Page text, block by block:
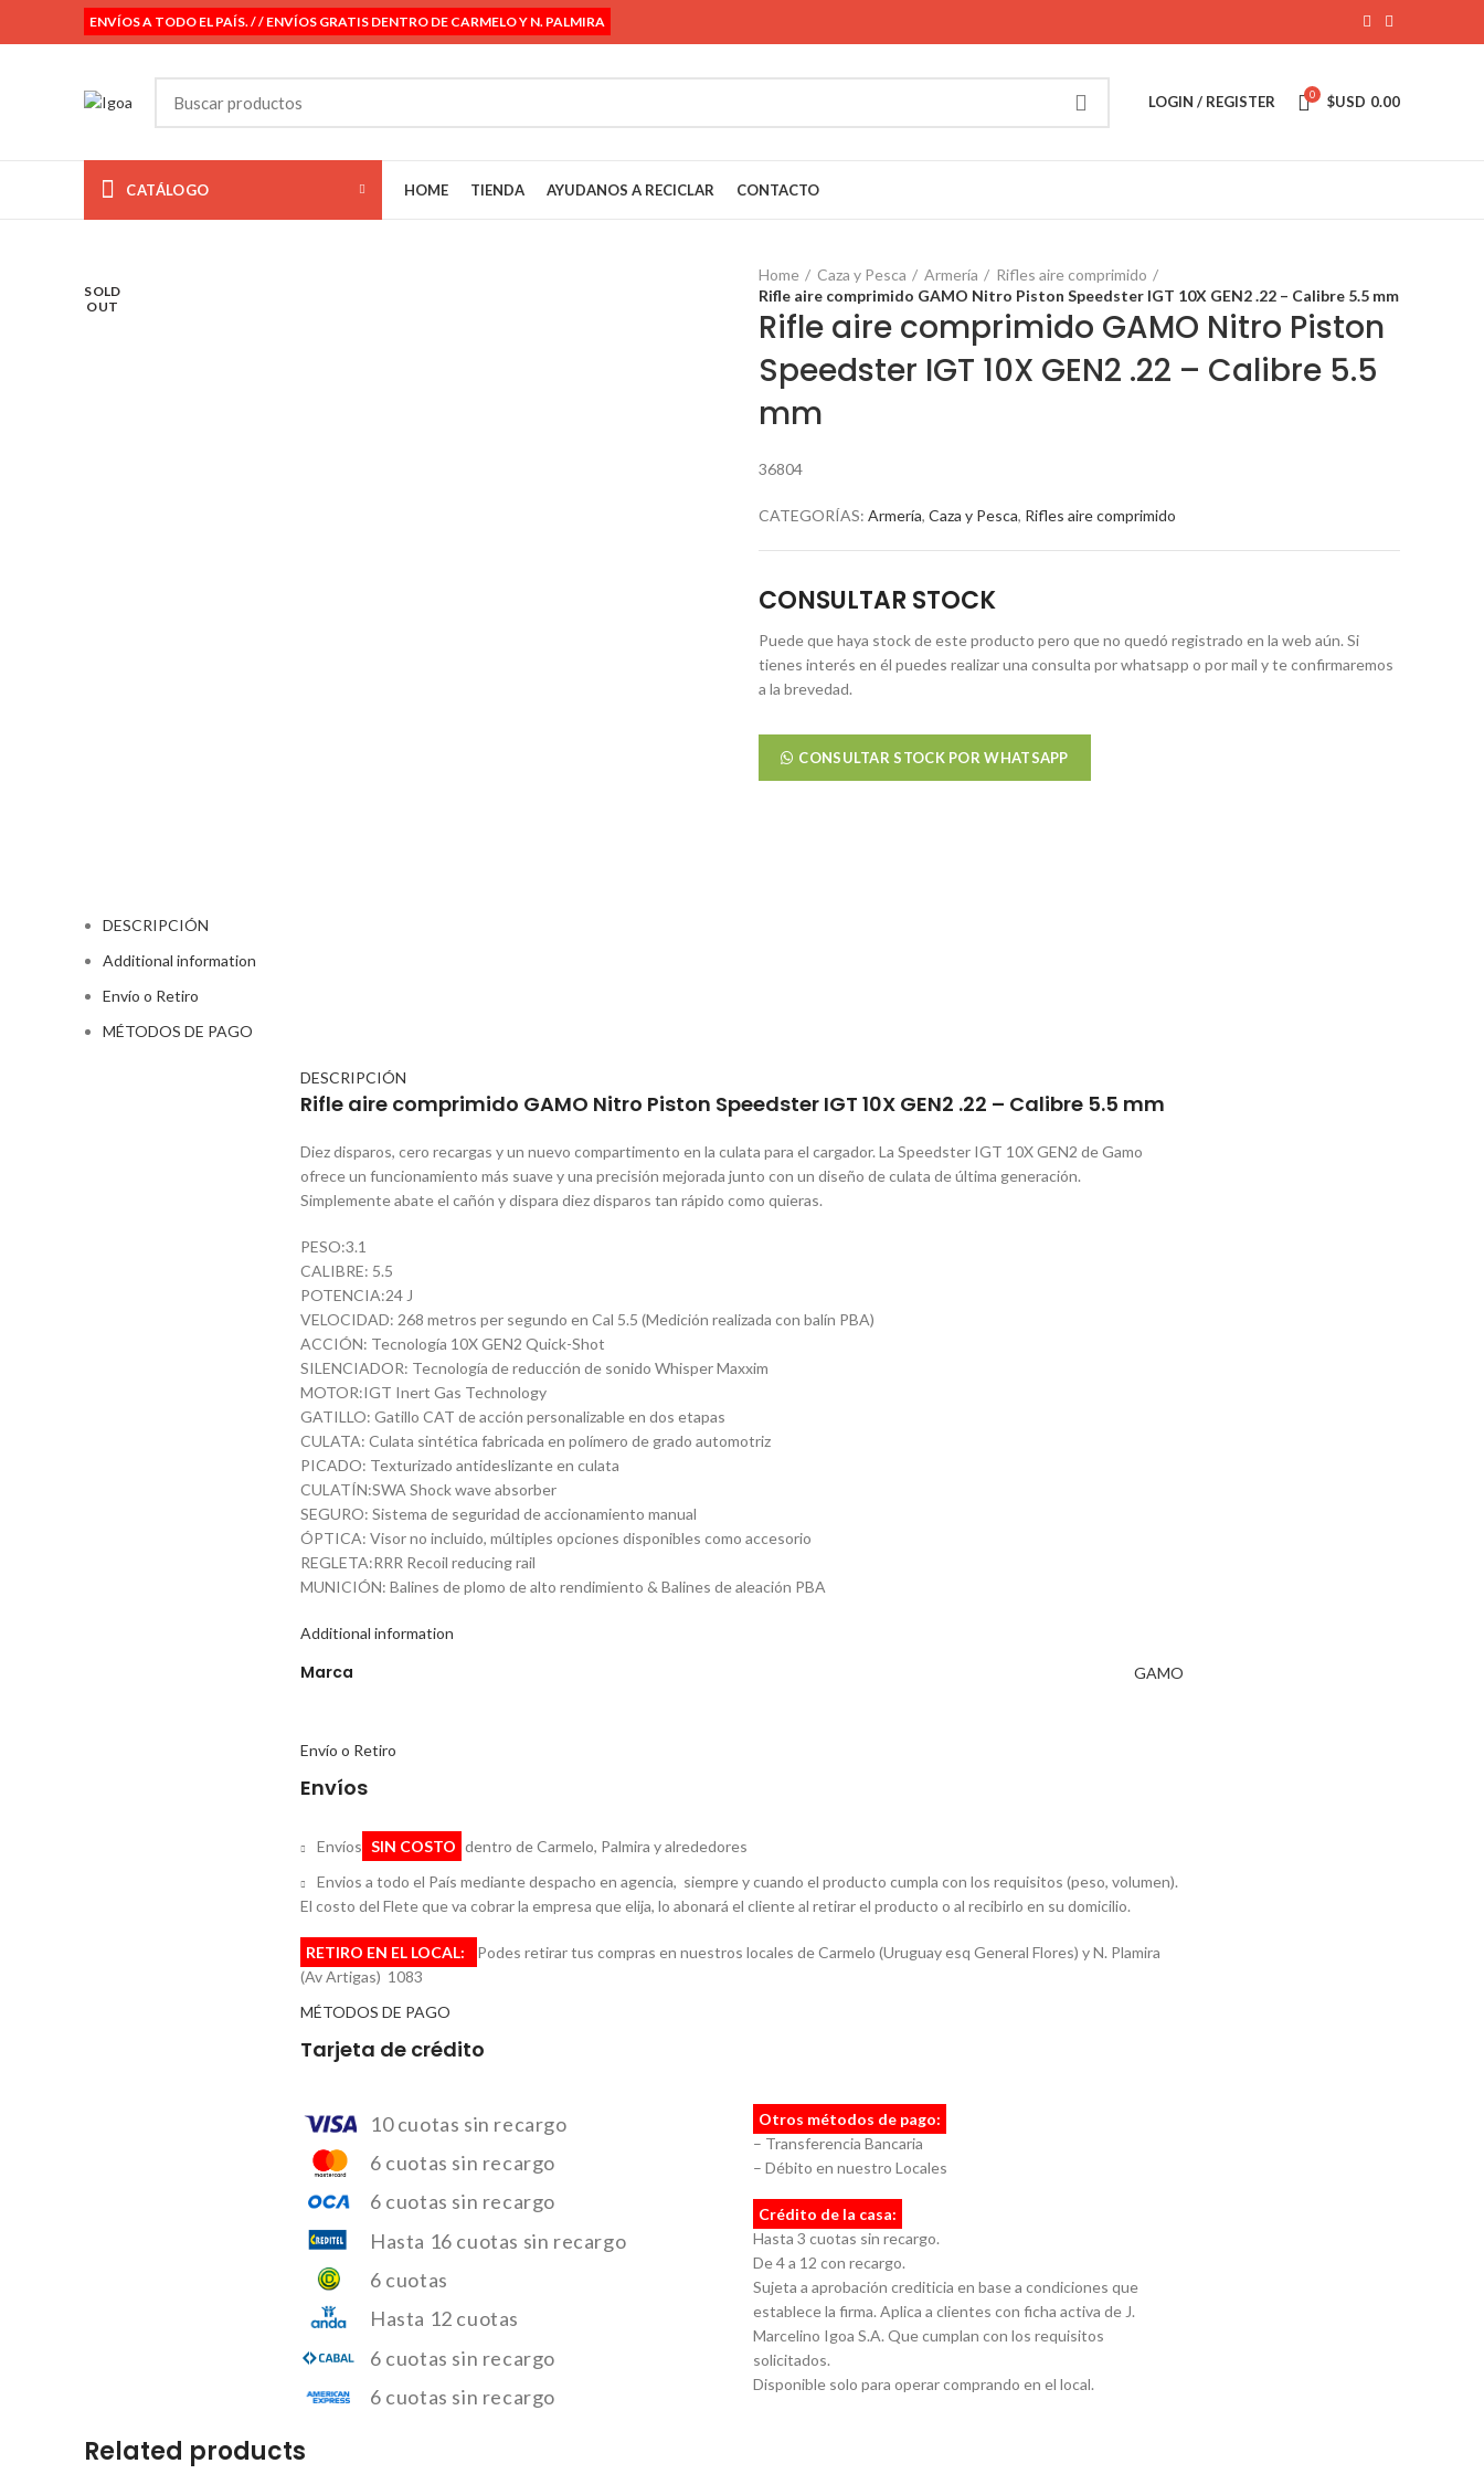
ENVÍOS A TODO EL PAÍS. / / ENVÍOS GRATIS DENTRO DE CARMELO Y N. PALMIRA
LOGIN / REGISTER 0 $USD 0.00
CATÁLOGO HOME TIENDA AYUDANOS A RECICLAR CONTACTO
SOLD
OUT
Home Caza y Pesca Armería
Rifles aire comprimido
Rifle aire comprimido GAMO Nitro Piston Speedster IGT 10X GEN2 .22 – Calibre 5.5 mm
Rifle aire comprimido GAMO Nitro Piston
Speedster IGT 10X GEN2 .22 – Calibre 5.5
mm
36804
CATEGORÍAS: Armería, Caza y Pesca, Rifles aire comprimido
CONSULTAR STOCK
Puede que haya stock de este producto pero que no quedó registrado en la web aún. Si
tienes interés en él puedes realizar una consulta por whatsapp o por mail y te confirmaremos
a la brevedad.
CONSULTAR STOCK POR WHATSAPP
DESCRIPCIÓN
Additional information
Envío o Retiro
MÉTODOS DE PAGO
DESCRIPCIÓN
Rifle aire comprimido GAMO Nitro Piston Speedster IGT 10X GEN2 .22 – Calibre 5.5 mm
Diez disparos, cero recargas y un nuevo compartimento en la culata para el cargador. La Speedster IGT 10X GEN2 de Gamo
ofrece un funcionamiento más suave y una precisión mejorada junto con un diseño de culata de última generación.
Simplemente abate el cañón y dispara diez disparos tan rápido como quieras.
PESO:3.1
CALIBRE: 5.5
POTENCIA:24 J
VELOCIDAD: 268 metros per segundo en Cal 5.5 (Medición realizada con balín PBA)
ACCIÓN: Tecnología 10X GEN2 Quick-Shot
SILENCIADOR: Tecnología de reducción de sonido Whisper Maxxim
MOTOR:IGT Inert Gas Technology
GATILLO: Gatillo CAT de acción personalizable en dos etapas
CULATA: Culata sintética fabricada en polímero de grado automotriz
PICADO: Texturizado antideslizante en culata
CULATÍN:SWA Shock wave absorber
SEGURO: Sistema de seguridad de accionamiento manual
ÓPTICA: Visor no incluido, múltiples opciones disponibles como accesorio
REGLETA:RRR Recoil reducing rail
MUNICIÓN: Balines de plomo de alto rendimiento & Balines de aleación PBA
Additional information
Marca GAMO
Envío o Retiro
Envíos
Envíos SIN COSTO dentro de Carmelo, Palmira y alrededores
Envios a todo el País mediante despacho en agencia, siempre y cuando el producto cumpla con los requisitos (peso, volumen).
El costo del Flete que va cobrar la empresa que elija, lo abonará el cliente al retirar el producto o al recibirlo en su domicilio.
RETIRO EN EL LOCAL:
Podes retirar tus compras en nuestros locales de Carmelo (Uruguay esq General Flores) y N. Plamira
(Av Artigas) 1083
MÉTODOS DE PAGO
Tarjeta de crédito
10 cuotas sin recargo
6 cuotas sin recargo
6 cuotas sin recargo
Hasta 16 cuotas sin recargo
6 cuotas
Hasta 12 cuotas
6 cuotas sin recargo
6 cuotas sin recargo
Otros métodos de pago:
– Transferencia Bancaria
– Débito en nuestro Locales
Crédito de la casa:
Hasta 3 cuotas sin recargo.
De 4 a 12 con recargo.
Sujeta a aprobación crediticia en base a condiciones que
establece la firma. Aplica a clientes con ficha activa de J.
Marcelino Igoa S.A. Que cumplan con los requisitos
solicitados.
Disponible solo para operar comprando en el local.
Related products